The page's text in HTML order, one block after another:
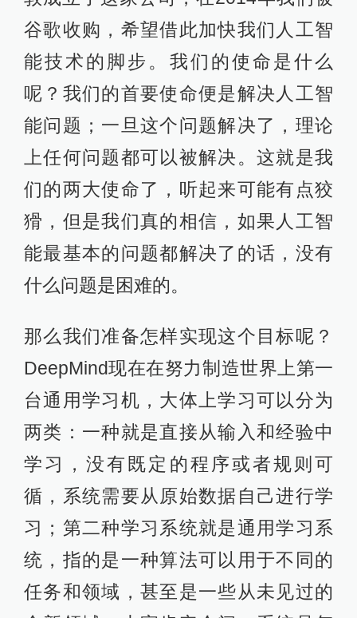
谷歌收购，希望借此加快我们人工智
能技术的脚步。我们的使命是什么
呢？我们的首要使命便是解决人工智
能问题；一旦这个问题解决了，理论
上任何问题都可以被解决。这就是我
们的两大使命了，听起来可能有点狡
猾，但是我们真的相信，如果人工智
能最基本的问题都解决了的话，没有
什么问题是困难的。
那么我们准备怎样实现这个目标呢？
DeepMind现在在努力制造世界上第一
台通用学习机，大体上学习可以分为
两类：一种就是直接从输入和经验中
学习，没有既定的程序或者规则可
循，系统需要从原始数据自己进行学
习；第二种学习系统就是通用学习系
统，指的是一种算法可以用于不同的
任务和领域，甚至是一些从未见过的